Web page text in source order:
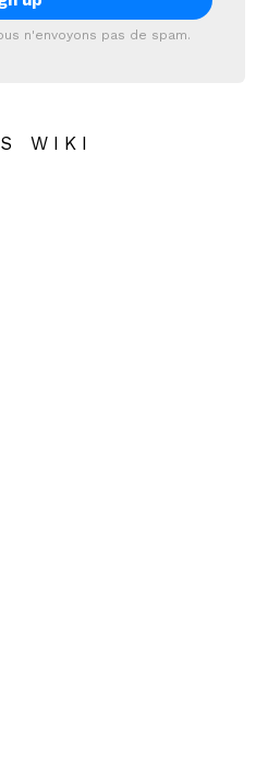
n'envoyons pas de spam.
WIKI